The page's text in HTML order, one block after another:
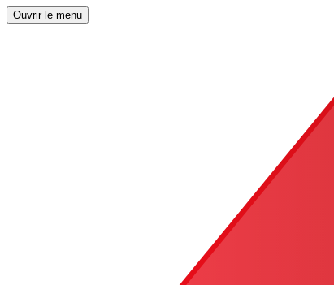
Ouvrir le menu